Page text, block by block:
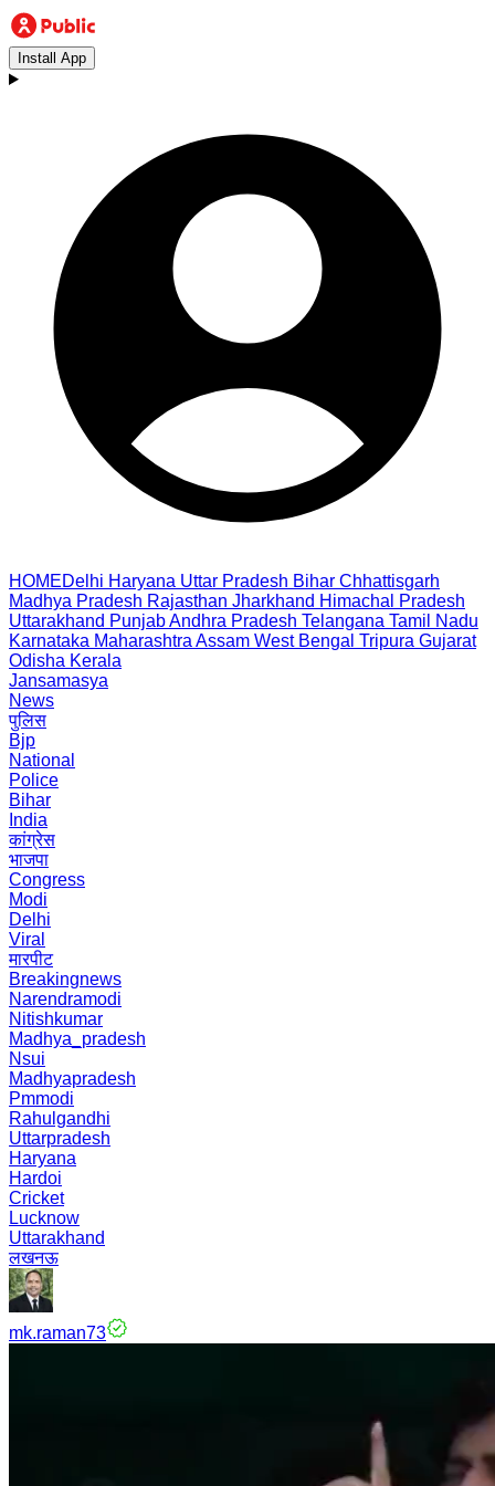
Install App
HOMEDelhi Haryana Uttar Pradesh Bihar Chhattisgarh
Madhya Pradesh Rajasthan Jharkhand Himachal Pradesh
Uttarakhand PunjabAndhra Pradesh Telangana Tamil Nadu
Karnataka Maharashtra Assam West Bengal Tripura Gujarat
Odisha Kerala
Jansamasya
News
पुलिस
Bjp
National
Police
Bihar
India
कांग्रेस
भाजपा
Congress
Modi
Delhi
Viral
मारपीट
Breakingnews
Narendramodi
Nitishkumar
Madhya_pradesh
Nsui
Madhyapradesh
Pmmodi
Rahulgandhi
Uttarpradesh
Haryana
Hardoi
Cricket
Lucknow
Uttarakhand
लखनऊ
mk.raman73